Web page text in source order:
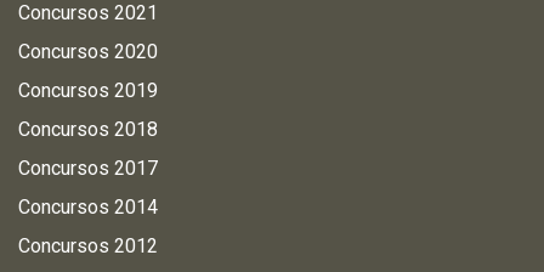
Concursos 2021
Concursos 2020
Concursos 2019
Concursos 2018
Concursos 2017
Concursos 2014
Concursos 2012